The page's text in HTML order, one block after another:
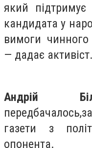
який
кандидата у
вимоги чинного
— дадає активіст.
Андрій
газети з
опонента.